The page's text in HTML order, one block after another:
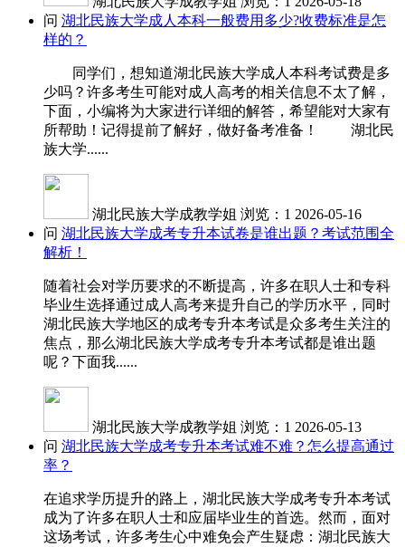
问 湖北民族大学成人本科一般费用多少?收费标准是怎
样的？
同学们，想知道湖北民族大学成人本科考试费是多
少吗？许多考生可能对成人高考的相关信息不太了解，
下面，小编将为大家进行详细的解答，希望能对大家有
所帮助！记得提前了解好，做好备考准备！ 湖北民
族大学......
湖北民族大学成教学姐 浏览：1 2026-05-16
问 湖北民族大学成考专升本试卷是谁出题？考试范围全
解析！
随着社会对学历要求的不断提高，许多在职人士和专科
毕业生选择通过成人高考来提升自己的学历水平，同时
湖北民族大学地区的成考专升本考试是众多考生关注的
焦点，那么湖北民族大学成考专升本考试都是谁出题
呢？下面我......
湖北民族大学成教学姐 浏览：1 2026-05-13
问 湖北民族大学成考专升本考试难不难？怎么提高通过
率？
在追求学历提升的路上，湖北民族大学成考专升本考试
成为了许多在职人士和应届毕业生的首选。然而，面对
这场考试，许多考生心中难免会产生疑虑：湖北民族大